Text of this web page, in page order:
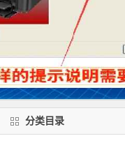
分类目录